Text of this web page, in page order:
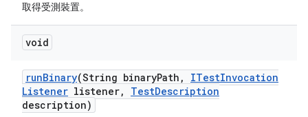
取得受測裝置。
void
runBinary(String binaryPath , ITestInvocation
Listener listener, TestDescription
description)